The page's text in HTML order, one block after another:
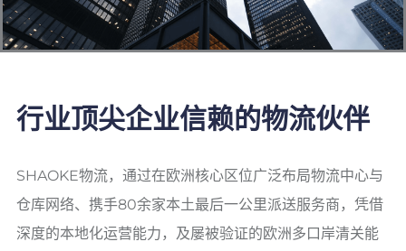
行业顶尖企业信赖的物流伙伴
SHAOKE物流，通过在欧洲核心区位广泛布局物流中心与
仓库网络、携手80余家本土最后一公里派送服务商，凭借
深度的本地化运营能力，及屡被验证的欧洲多口岸清关能